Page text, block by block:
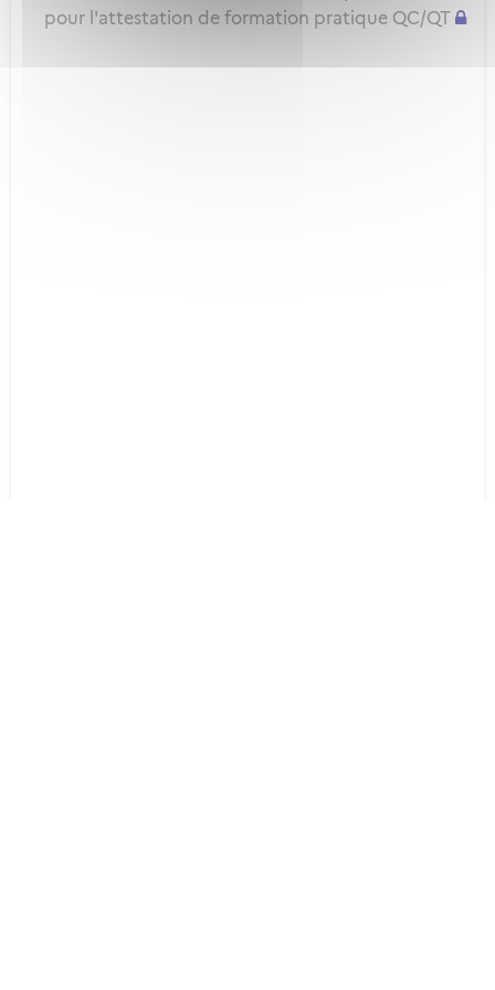
pour l'attestation de formation pratique QC/QT